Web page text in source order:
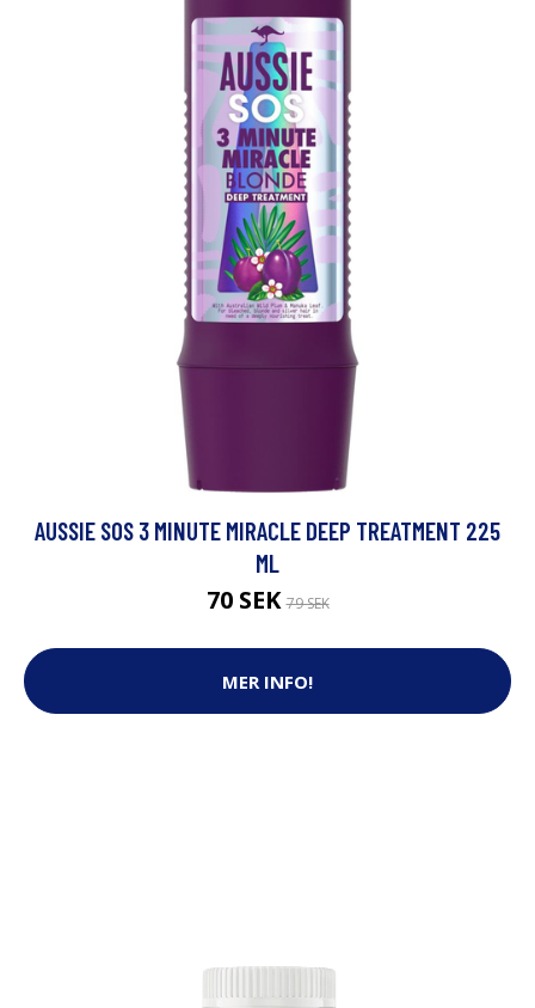
AUSSIE SOS 3 MINUTE MIRACLE DEEP TREATMENT 225
ML
70 SEK79 SEK
MER INFO!